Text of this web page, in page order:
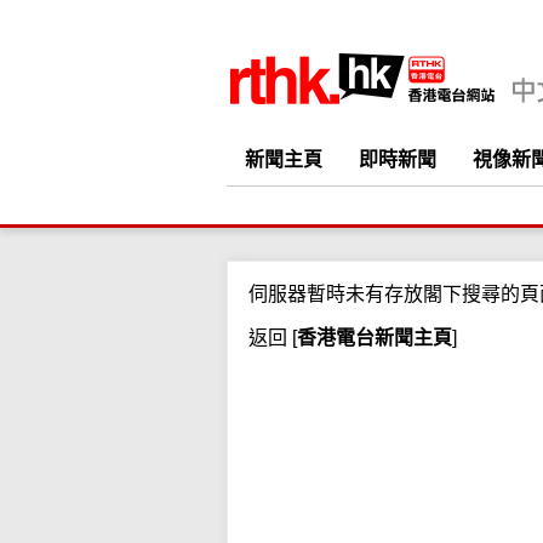
新聞主頁 即時新聞 視像新
伺服器暫時未有存放閣下搜尋的頁
返回 [香港電台新聞主頁]